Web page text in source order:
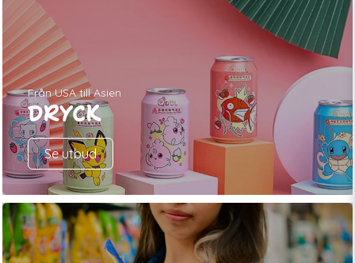
DRYCK
Från USA till Asien
Se utbud